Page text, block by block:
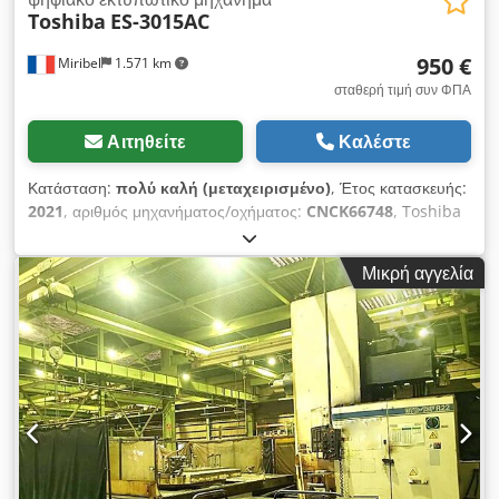
Miribel 1.571 km
Toshiba ES-3015AC
950 €
σταθερή τιμή συν ΦΠΑ
Αιτηθείτε Καλέστε
Κατάσταση: πολύ καλή (μεταχειρισμένο), Έτος κατασκευής:
2021, αριθμός μηχανήματος/οχήματος: CNCK66748, Toshiba
ES-3015AC Πρόκειται για έναν φωτοαντιγραφικό μηχάνημα
Toshiba ES-3015AC σε άριστη κατάσταση, με υψηλή ποιότητα
αντιγραφής και χαμηλό αριθμό εκτυπώσεων. Dsdpotxnkgefx
Andock Μετρητής: 93.000 αντίτυπα (32.000 ασπρόμαυρες και
19.000+42.000 χαμηλής κάλυψης έγχρωμες εκτυπώσεις)
Εξοπλισμός: PCL / PS / Σάρωση / Finisher / Μεγάλη
χωρητικότητα / Μονάδα τροφοδοσίας χαρτιού με 2 κασέτες.
Τεχνικά χαρακτηριστικά: Τροφοδοσία ρεύματος 220-240 V, 50-
60 Hz Η CM SOLUTIONS είναι σήμερα ένας από τους ηγέτες
στη Γαλλία και την Ευρώπη στην αγορά, πώληση και
επαναξιοποίηση μεταχειρισμένου εξοπλισμού γραφείου.
Συνδυάζοντας διαφάνεια, τεχνογνωσία και ηθική σε κάθε
Μικρή αγγελία